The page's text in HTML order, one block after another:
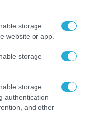
storage
website or app.
storage
storage
authentication
and other
στην